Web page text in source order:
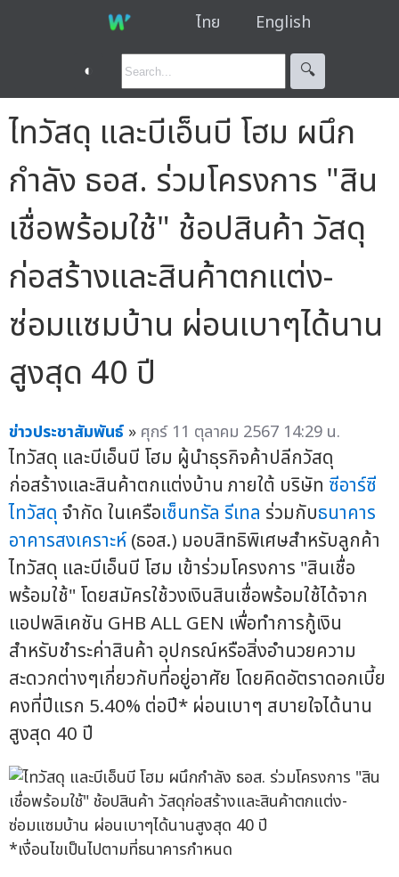
ไทย English
◐ 🔍︎
ไทวัสดุ และบีเอ็นบี โฮม ผนึก
กำลัง ธอส. ร่วมโครงการ "สิน
เชื่อพร้อมใช้" ช้อปสินค้า วัสดุ
ก่อสร้างและสินค้าตกแต่ง-
ซ่อมแซมบ้าน ผ่อนเบาๆได้นาน
สูงสุด 40 ปี
ข่าวประชาสัมพันธ์ » ศุกร์ 11 ตุลาคม 2567 14:29 น.
ไทวัสดุ และบีเอ็นบี โฮม ผู้นำธุรกิจค้าปลีกวัสดุ
ก่อสร้างและสินค้าตกแต่งบ้าน ภายใต้ บริษัท ซีอาร์ซี
ไทวัสดุ จำกัด ในเครือเซ็นทรัล รีเทล ร่วมกับธนาคาร
อาคารสงเคราะห์(ธอส.) มอบสิทธิพิเศษสำหรับลูกค้า
ไทวัสดุ และบีเอ็นบี โฮม เข้าร่วมโครงการ "สินเชื่อ
พร้อมใช้" โดยสมัครใช้วงเงินสินเชื่อพร้อมใช้ได้จาก
แอปพลิเคชัน GHB ALL GEN เพื่อทำการกู้เงิน
สำหรับชำระค่าสินค้า อุปกรณ์หรือสิ่งอำนวยความ
สะดวกต่างๆเกี่ยวกับที่อยู่อาศัย โดยคิดอัตราดอกเบี้ย
คงที่ปีแรก 5.40% ต่อปี* ผ่อนเบาๆ สบายใจได้นาน
สูงสุด 40 ปี
*เงื่อนไขเป็นไปตามที่ธนาคารกำหนด